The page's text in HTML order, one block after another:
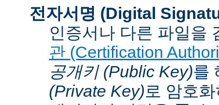
전자서명 (Digital
인증서나 다른 파일을
관 (Certification
공개키 (Public Key)를
(Private Key)로 암호